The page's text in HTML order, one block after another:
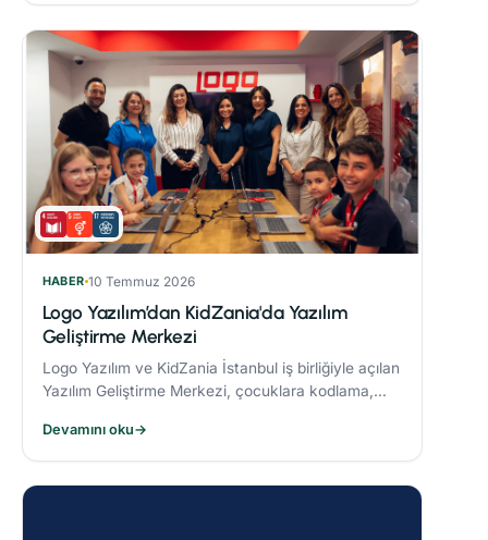
HABER 10 Temmuz 2026
Logo Yazılım’dan KidZania'da Yazılım
Geliştirme Merkezi
Logo Yazılım ve KidZania İstanbul iş birliğiyle açılan
Yazılım Geliştirme Merkezi, çocuklara kodlama,
kazandırmayı hedefliyor.
Devamını oku→